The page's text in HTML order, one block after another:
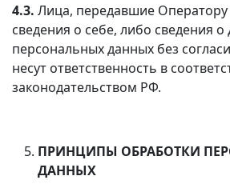
4.3. Лица, передавшие
сведения о себе, либо сведения о
персональных данных без
несут ответственность в
законодательством РФ.
ПРИНЦИПЫ ОБРАБОТКИ
ДАННЫХ